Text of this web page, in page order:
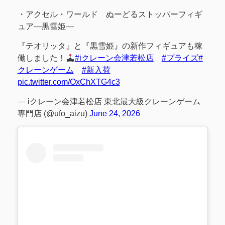
・アクセル・ワールド ぬーどるストッパーフィギ
ュア―黒雪姫―
『テオリッタ』と『黒雪姫』の新作フィギュアも稼
働しました！
#iクレーン会津若松店 #プライズ#
クレーンゲーム
#新入荷
pic.twitter.com/OxChXTG4c3
— iクレーン会津若松店 東北最大級クレーンゲーム
専門店 (@ufo_aizu) June 24, 2026